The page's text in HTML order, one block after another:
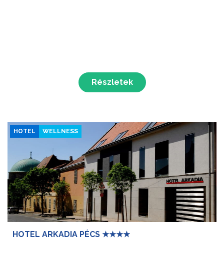
Részletek
HOTEL WELLNESS
HOTEL ARKADIA PÉCS ★★★★